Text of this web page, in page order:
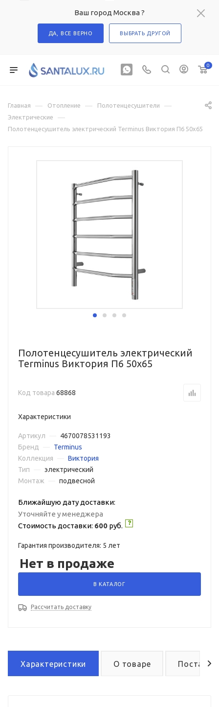
Ваш город Москва ?
ДА, ВСЕ ВЕРНО ВЫБРАТЬ ДРУГОЙ
0
Главная — Отопление — Полотенцесушители —
Электрические —
Полотенцесушитель электрический Terminus Виктория П6 50х65
Полотенцесушитель электрический
Terminus Виктория П6 50х65
Код товара 68868
Характеристики
Артикул
4670078531193
Бренд
Terminus
Коллекция
Виктория
Тип
электрический
Монтаж
подвесной
Ближайшую дату доставки:
Уточняйте у менеджера
Стоимость доставки: 600 руб.
Гарантия производителя: 5 лет
Нет в продаже
В КАТАЛОГ
Рассчитать доставку
Характеристики О товаре Поставка